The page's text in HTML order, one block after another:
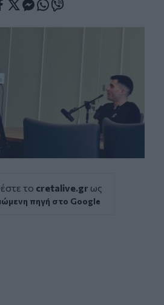
το cretalive.gr ως
πηγή στο Google